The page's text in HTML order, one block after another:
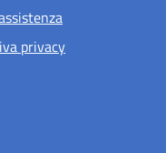
privacy